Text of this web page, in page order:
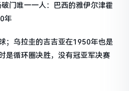
门唯一一人：巴西的雅伊尔津霍
年
；乌拉圭的吉吉亚在1950年也是
是循环圈决胜，没有冠亚军决赛